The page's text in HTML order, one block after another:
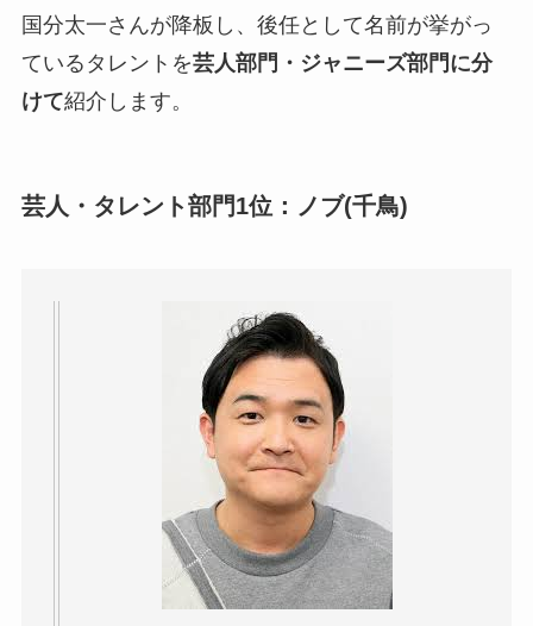
国分太一さんが降板し、後任として名前が挙がっ
ているタレントを芸人部門・ジャニーズ部門に分
けて紹介します。
芸人・タレント部門1位：ノブ(千鳥)